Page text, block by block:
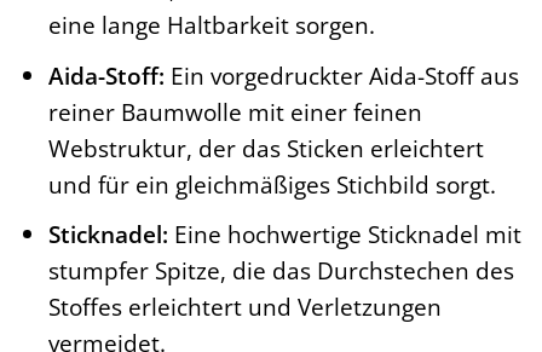
eine lange Haltbarkeit sorgen.
Aida-Stoff: Ein vorgedruckter Aida-Stoff aus
reiner Baumwolle mit einer feinen
Webstruktur, der das Sticken erleichtert
und für ein gleichmäßiges Stichbild sorgt.
Sticknadel: Eine hochwertige Sticknadel mit
stumpfer Spitze, die das Durchstechen des
Stoffes erleichtert und Verletzungen
vermeidet.